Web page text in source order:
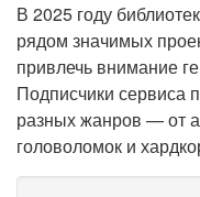
В 2025 году
рядом значимых
привлечь внимание
Подписчики сервиса
разных жанров — от
головоломок и